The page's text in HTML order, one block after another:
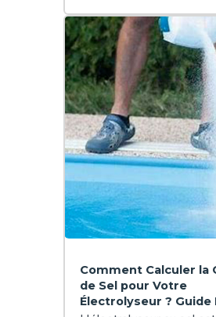
Comment Calculer la
de Sel pour Votre
Électrolyseur ? Guide